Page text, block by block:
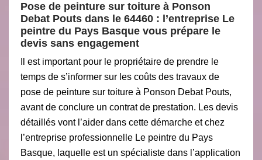
Pose de peinture sur toiture à Ponson
Debat Pouts dans le 64460 : l’entreprise Le
peintre du Pays Basque vous prépare le
devis sans engagement
Il est important pour le propriétaire de prendre le
temps de s’informer sur les coûts des travaux de
pose de peinture sur toiture à Ponson Debat Pouts,
avant de conclure un contrat de prestation. Les devis
détaillés vont l’aider dans cette démarche et chez
l’entreprise professionnelle Le peintre du Pays
Basque, laquelle est un spécialiste dans l’application